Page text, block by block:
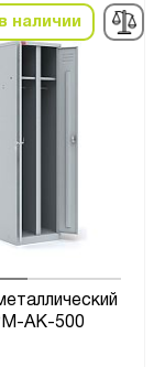
в наличии
АК-500